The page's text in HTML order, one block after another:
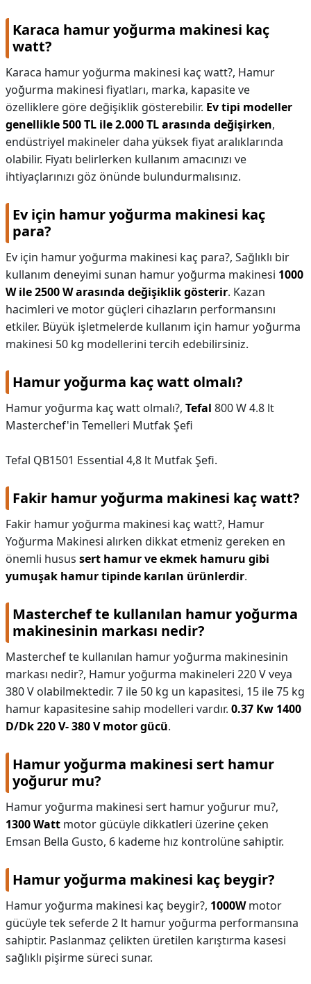
Karaca hamur yoğurma makinesi kaç
watt?
Karaca hamur yoğurma makinesi kaç watt?, Hamur
yoğurma makinesi fiyatları, marka, kapasite ve
özelliklere göre değişiklik gösterebilir. Ev tipi modeller
genellikle 500 TL ile 2.000 TL arasında değişirken,
endüstriyel makineler daha yüksek fiyat aralıklarında
olabilir. Fiyatı belirlerken kullanım amacınızı ve
ihtiyaçlarınızı göz önünde bulundurmalısınız.
Ev için hamur yoğurma makinesi kaç
para?
Ev için hamur yoğurma makinesi kaç para?, Sağlıklı bir
kullanım deneyimi sunan hamur yoğurma makinesi 1000
W ile 2500 W arasında değişiklik gösterir. Kazan
hacimleri ve motor güçleri cihazların performansını
etkiler. Büyük işletmelerde kullanım için hamur yoğurma
makinesi 50 kg modellerini tercih edebilirsiniz.
Hamur yoğurma kaç watt olmalı?
Hamur yoğurma kaç watt olmalı?, Tefal 800 W 4.8 lt
Masterchef'in Temelleri Mutfak Şefi
Tefal QB1501 Essential 4,8 lt Mutfak Şefi.
Fakir hamur yoğurma makinesi kaç watt?
Fakir hamur yoğurma makinesi kaç watt?, Hamur
Yoğurma Makinesi alırken dikkat etmeniz gereken en
önemli husus sert hamur ve ekmek hamuru gibi
yumuşak hamur tipinde karılan ürünlerdir.
Masterchef te kullanılan hamur yoğurma
makinesinin markası nedir?
Masterchef te kullanılan hamur yoğurma makinesinin
markası nedir?, Hamur yoğurma makineleri 220 V veya
380 V olabilmektedir. 7 ile 50 kg un kapasitesi, 15 ile 75 kg
hamur kapasitesine sahip modelleri vardır. 0.37 Kw 1400
D/Dk 220 V- 380 V motor gücü.
Hamur yoğurma makinesi sert hamur
yoğurur mu?
Hamur yoğurma makinesi sert hamur yoğurur mu?,
1300 Watt motor gücüyle dikkatleri üzerine çeken
Emsan Bella Gusto, 6 kademe hız kontrolüne sahiptir.
Hamur yoğurma makinesi kaç beygir?
Hamur yoğurma makinesi kaç beygir?, 1000Wmotor
gücüyle tek seferde 2 lt hamur yoğurma performansına
sahiptir. Paslanmaz çelikten üretilen karıştırma kasesi
sağlıklı pişirme süreci sunar.